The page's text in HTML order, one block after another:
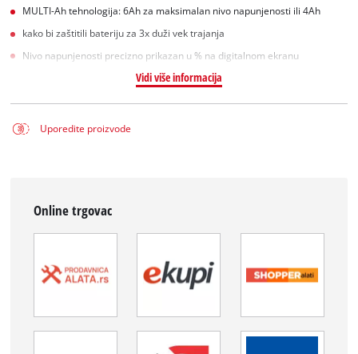
MULTI-Ah tehnologija: 6Ah za maksimalan nivo napunjenosti ili 4Ah
kako bi zaštitili bateriju za 3x duži vek trajanja
Nivo napunjenosti precizno prikazan u % na digitalnom ekranu
Vidi više informacija
Uporedite proizvode
Online trgovac